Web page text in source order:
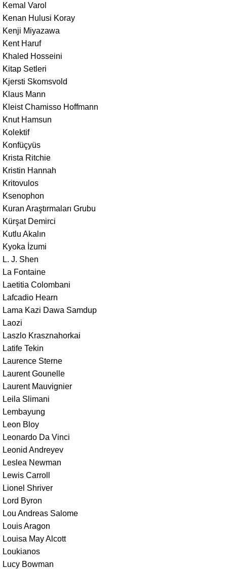
Kemal Varol
Kenan Hulusi Koray
Kenji Miyazawa
Kent Haruf
Khaled Hosseini
Kitap Setleri
Kjersti Skomsvold
Klaus Mann
Kleist Chamisso Hoffmann
Knut Hamsun
Kolektif
Konfüçyüs
Krista Ritchie
Kristin Hannah
Kritovulos
Ksenophon
Kuran Araştırmaları Grubu
Kürşat Demirci
Kutlu Akalın
Kyoka İzumi
L. J. Shen
La Fontaine
Laetitia Colombani
Lafcadio Hearn
Lama Kazi Dawa Samdup
Laozi
Laszlo Krasznahorkai
Latife Tekin
Laurence Sterne
Laurent Gounelle
Laurent Mauvignier
Leila Slimani
Lembayung
Leon Bloy
Leonardo Da Vinci
Leonid Andreyev
Leslea Newman
Lewis Carroll
Lionel Shriver
Lord Byron
Lou Andreas Salome
Louis Aragon
Louisa May Alcott
Loukianos
Lucy Bowman